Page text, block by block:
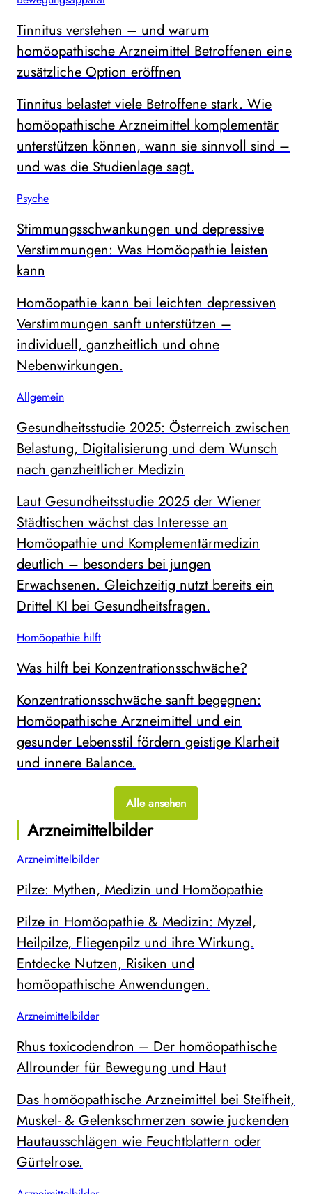
Tinnitus verstehen – und warum
homöopathische Arzneimittel Betroffenen eine
zusätzliche Option eröffnen
Tinnitus belastet viele Betroffene stark. Wie
homöopathische Arzneimittel komplementär
unterstützen können, wann sie sinnvoll sind –
und was die Studienlage sagt.
Psyche
Stimmungsschwankungen und depressive
Verstimmungen: Was Homöopathie leisten
kann
Homöopathie kann bei leichten depressiven
Verstimmungen sanft unterstützen –
individuell, ganzheitlich und ohne
Nebenwirkungen.
Allgemein
Gesundheitsstudie 2025: Österreich zwischen
Belastung, Digitalisierung und dem Wunsch
nach ganzheitlicher Medizin
Laut Gesundheitsstudie 2025 der Wiener
Städtischen wächst das Interesse an
Homöopathie und Komplementärmedizin
deutlich – besonders bei jungen
Erwachsenen. Gleichzeitig nutzt bereits ein
Drittel KI bei Gesundheitsfragen.
Homöopathie hilft
Was hilft bei Konzentrationsschwäche?
Konzentrationsschwäche sanft begegnen:
Homöopathische Arzneimittel und ein
gesunder Lebensstil fördern geistige Klarheit
und innere Balance.
Alle ansehen
Arzneimittelbilder
Arzneimittelbilder
Pilze: Mythen, Medizin und Homöopathie
Pilze in Homöopathie & Medizin: Myzel,
Heilpilze, Fliegenpilz und ihre Wirkung.
Entdecke Nutzen, Risiken und
homöopathische Anwendungen.
Arzneimittelbilder
Rhus toxicodendron – Der homöopathische
Allrounder für Bewegung und Haut
Das homöopathische Arzneimittel bei Steifheit,
Muskel- & Gelenkschmerzen sowie juckenden
Hautausschlägen wie Feuchtblattern oder
Gürtelrose.